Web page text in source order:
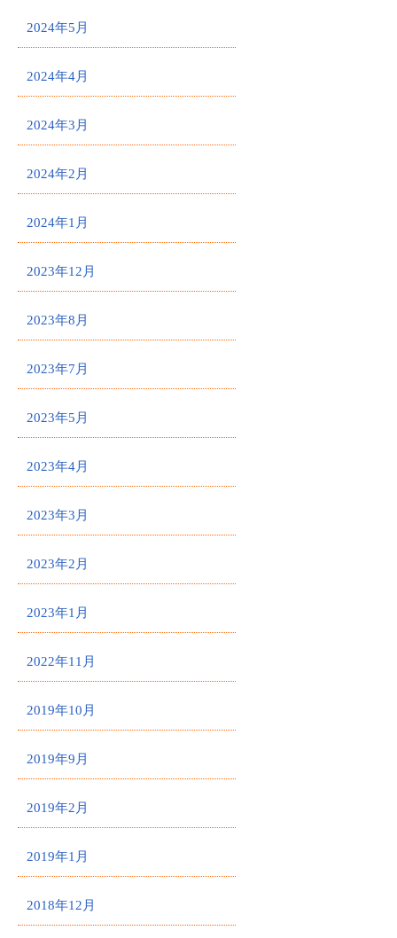
2024年5月
2024年4月
2024年3月
2024年2月
2024年1月
2023年12月
2023年8月
2023年7月
2023年5月
2023年4月
2023年3月
2023年2月
2023年1月
2022年11月
2019年10月
2019年9月
2019年2月
2019年1月
2018年12月